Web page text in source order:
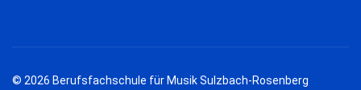
© 2026 Berufsfachschule für Musik Sulzbach-Rosenberg